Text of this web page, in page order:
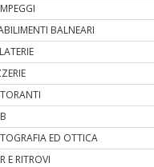
BALNEARI
ED OTTICA
E RITROVI